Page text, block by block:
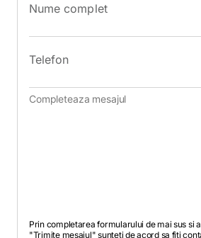
Nume complet
Telefon
Prin completarea formularului de mai sus si
"Trimite mesajul" sunteti de acord sa fiti